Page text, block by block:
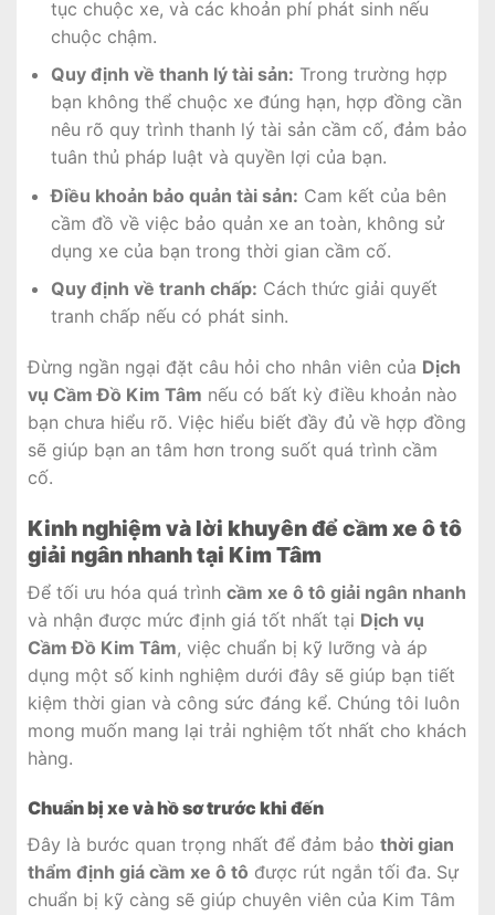
tục chuộc xe, và các khoản phí phát sinh nếu
chuộc chậm.
Quy định về thanh lý tài sản: Trong trường hợp
bạn không thể chuộc xe đúng hạn, hợp đồng cần
nêu rõ quy trình thanh lý tài sản cầm cố, đảm bảo
tuân thủ pháp luật và quyền lợi của bạn.
Điều khoản bảo quản tài sản: Cam kết của bên
cầm đồ về việc bảo quản xe an toàn, không sử
dụng xe của bạn trong thời gian cầm cố.
Quy định về tranh chấp: Cách thức giải quyết
tranh chấp nếu có phát sinh.
Đừng ngần ngại đặt câu hỏi cho nhân viên của Dịch
vụ Cầm Đồ Kim Tâm nếu có bất kỳ điều khoản nào
bạn chưa hiểu rõ. Việc hiểu biết đầy đủ về hợp đồng
sẽ giúp bạn an tâm hơn trong suốt quá trình cầm
cố.
Kinh nghiệm và lời khuyên để cầm xe ô tô
giải ngân nhanh tại Kim Tâm
Để tối ưu hóa quá trình cầm xe ô tô giải ngân nhanh
và nhận được mức định giá tốt nhất tại Dịch vụ
Cầm Đồ Kim Tâm, việc chuẩn bị kỹ lưỡng và áp
dụng một số kinh nghiệm dưới đây sẽ giúp bạn tiết
kiệm thời gian và công sức đáng kể. Chúng tôi luôn
mong muốn mang lại trải nghiệm tốt nhất cho khách
hàng.
Chuẩn bị xe và hồ sơ trước khi đến
Đây là bước quan trọng nhất để đảm bảo thời gian
thẩm định giá cầm xe ô tô được rút ngắn tối đa. Sự
chuẩn bị kỹ càng sẽ giúp chuyên viên của Kim Tâm